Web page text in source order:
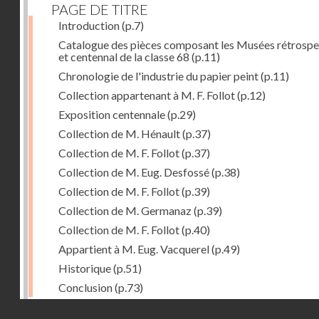
PAGE DE TITRE
Introduction(p.7)
Catalogue des pièces composant les Musées
et centennal de la classe 68 (p.11)
Chronologie de l'industrie du papier peint(p.11)
Collection appartenant à M. F. Follot(p.12)
Exposition centennale(p.29)
Collection de M. Hénault(p.37)
Collection de M. F. Follot(p.37)
Collection de M. Eug. Desfossé(p.38)
Collection de M. F. Follot(p.39)
Collection de M. Germanaz(p.39)
Collection de M. F. Follot(p.40)
Appartient à M. Eug. Vacquerel(p.49)
Historique(p.51)
Conclusion(p.73)